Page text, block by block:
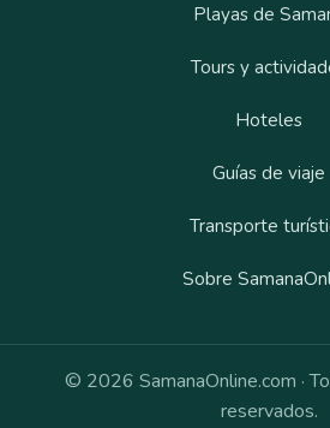
Playas de
Tours y
Hoteles
Guías de viaje
Transporte
Sobre
© 2026 SamanaOnline.com ·
reservados.